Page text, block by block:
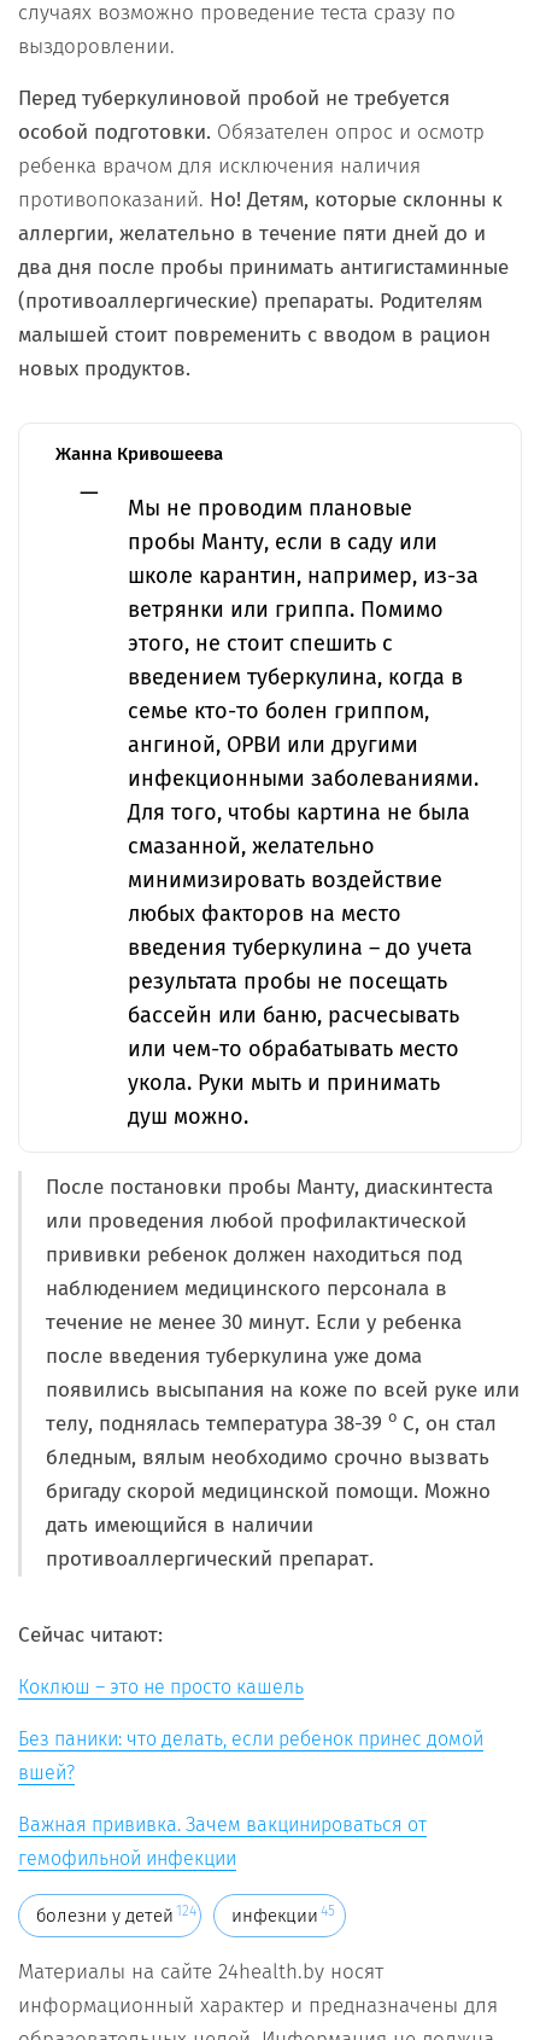
случаях возможно проведение теста сразу по
выздоровлении.
Перед туберкулиновой пробой не требуется
особой подготовки. Обязателен опрос и осмотр
ребенка врачом для исключения наличия
противопоказаний. Но! Детям, которые склонны к
аллергии, желательно в течение пяти дней до и
два дня после пробы принимать антигистаминные
(противоаллергические) препараты. Родителям
малышей стоит повременить с вводом в рацион
новых продуктов.
Жанна Кривошеева
Мы не проводим плановые
пробы Манту, если в саду или
школе карантин, например, из-за
ветрянки или гриппа. Помимо
этого, не стоит спешить с
введением туберкулина, когда в
семье кто-то болен гриппом,
ангиной, ОРВИ или другими
инфекционными заболеваниями.
Для того, чтобы картина не была
смазанной, желательно
минимизировать воздействие
любых факторов на место
введения туберкулина – до учета
результата пробы не посещать
бассейн или баню, расчесывать
или чем-то обрабатывать место
укола. Руки мыть и принимать
душ можно.
После постановки пробы Манту, диаскинтеста
или проведения любой профилактической
прививки ребенок должен находиться под
наблюдением медицинского персонала в
течение не менее 30 минут. Если у ребенка
после введения туберкулина уже дома
появились высыпания на коже по всей руке или
телу, поднялась температура 38-39 о С, он стал
бледным, вялым необходимо срочно вызвать
бригаду скорой медицинской помощи. Можно
дать имеющийся в наличии
противоаллергический препарат.
Сейчас читают:
Коклюш – это не просто кашель
Без паники: что делать, если ребенок принес домой
вшей?
Важная прививка. Зачем вакцинироваться от
гемофильной инфекции
болезни у детей 124 инфекции 45
Материалы на сайте 24health.by носят
информационный характер и предназначены для